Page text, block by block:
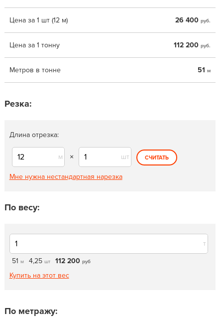
Цена за 1 шт (12 м) 26 400 руб.
Цена за 1 тонну 112 200 руб.
Метров в тонне 51 м
Резка:
Длина отрезка:
м × шт СЧИТАТЬ
Мне нужна нестандартная нарезка
По весу:
т
51 м 4,25 шт 112 200 руб
Купить на этот вес
По метражу: